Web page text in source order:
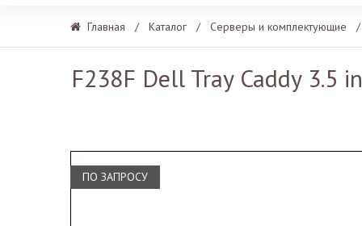
Главная / Каталог / Серверы и комплектующие /
F238F Dell Tray Caddy 3.5
ПО ЗАПРОСУ